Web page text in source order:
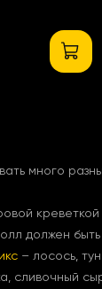
много
должен
– лосось,
сливочный